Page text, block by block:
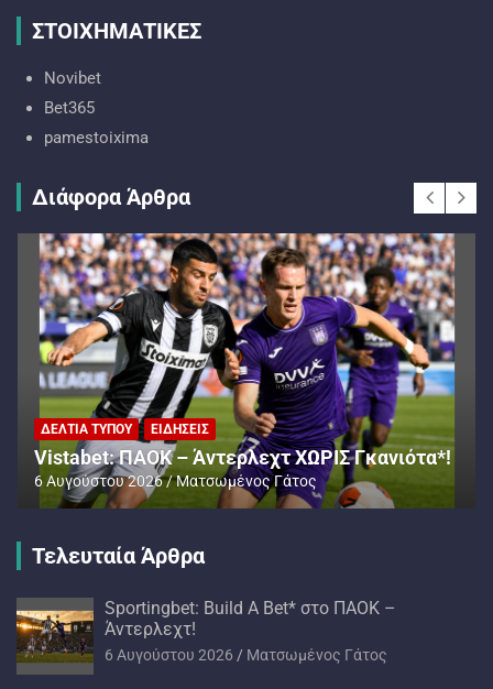
ΣΤΟΙΧΗΜΑΤΙΚΕΣ
Novibet
Bet365
pamestoixima
Διάφορα Άρθρα
ΔΕΛΤΊΑ ΤΎΠΟΥ ΕΙΔΉΣΕΙΣ
Vistabet: ΠΑΟΚ – Άντερλεχτ ΧΩΡΙΣ Γκανιότα*!
6 Αυγούστου 2026 Ματσωμένος Γάτος
Τελευταία Άρθρα
Sportingbet: Build A Bet* στο ΠΑΟΚ –
Άντερλεχτ!
6 Αυγούστου 2026 Ματσωμένος Γάτος